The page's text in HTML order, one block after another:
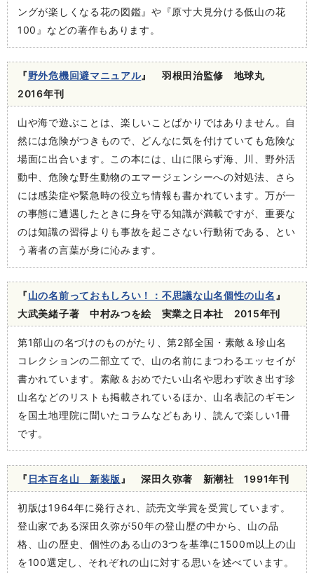
ングが楽しくなる花の図鑑』や『原寸大見分ける低山の花
100』などの著作もあります。
『野外危機回避マニュアル』 羽根田治監修 地球丸
2016年刊
山や海で遊ぶことは、楽しいことばかりではありません。自
然には危険がつきもので、どんなに気を付けていても危険な
場面に出合います。この本には、山に限らず海、川、野外活
動中、危険な野生動物のエマージェンシーへの対処法、さら
には感染症や緊急時の役立ち情報も書かれています。万が一
の事態に遭遇したときに身を守る知識が満載ですが、重要な
のは知識の習得よりも事故を起こさない行動術である、とい
う著者の言葉が身に沁みます。
『山の名前っておもしろい！：不思議な山名個性の山名 』
大武美緒子著 中村みつを絵 実業之日本社 2015年刊
第1部山の名づけのものがたり、第2部全国・素敵＆珍山名
コレクションの二部立てで、山の名前にまつわるエッセイが
書かれています。素敵＆おめでたい山名や思わず吹き出す珍
山名などのリストも掲載されているほか、山名表記のギモン
を国土地理院に聞いたコラムなどもあり、読んで楽しい1冊
です。
『 日本百名山 新装版 』 深田久弥著 新潮社 1991年刊
初版は1964年に発行され、読売文学賞を受賞しています。
登山家である深田久弥が50年の登山歴の中から、山の品
格、山の歴史、個性のある山の3つを基準に1500m以上の山
を100選定し、それぞれの山に対する思いを述べています。